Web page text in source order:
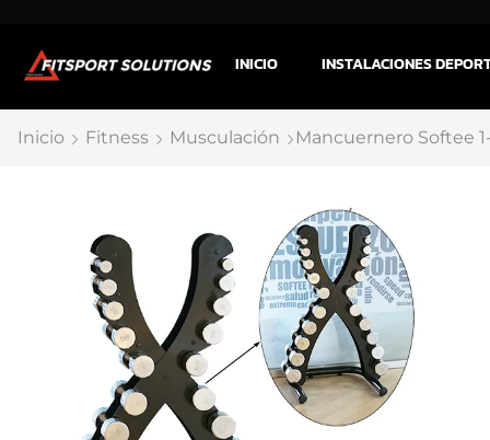
INICIO INSTALACIONES
Inicio Fitness Musculación Mancuernero Softee